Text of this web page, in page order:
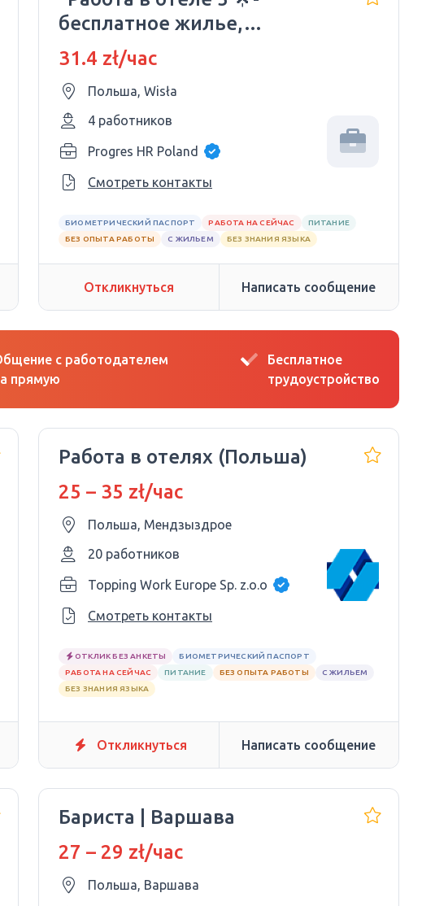
бесплатное жилье,
РАЗЛИЧНЫЕ ПОЗИЦИИ*
31.4 zł/час
Польша, Wisła
4 работников
Progres HR Poland
Смотреть контакты
БИОМЕТРИЧЕСКИЙ ПАСПОРТ РАБОТА НА СЕЙЧАС
ПИТАНИЕ
БЕЗ ОПЫТА РАБОТЫ
С ЖИЛЬЕМ БЕЗ ЗНАНИЯ ЯЗЫКА
Откликнуться Написать сообщение
с работодателем
прямую
Бесплатное
трудоустройство
Работа в отелях (Польша)
25 – 35 zł/час
Польша, Мендзыздрое
20 работников
Topping Work Europe Sp. z.o.o
Смотреть контакты
ОТКЛИК БЕЗ АНКЕТЫ
БИОМЕТРИЧЕСКИЙ ПАСПОРТ
РАБОТА НА СЕЙЧАС
ПИТАНИЕ БЕЗ ОПЫТА РАБОТЫ
С ЖИЛЬЕМ
БЕЗ ЗНАНИЯ ЯЗЫКА
Откликнуться Написать сообщение
Бариста | Варшава
27 – 29 zł/час
Польша, Варшава